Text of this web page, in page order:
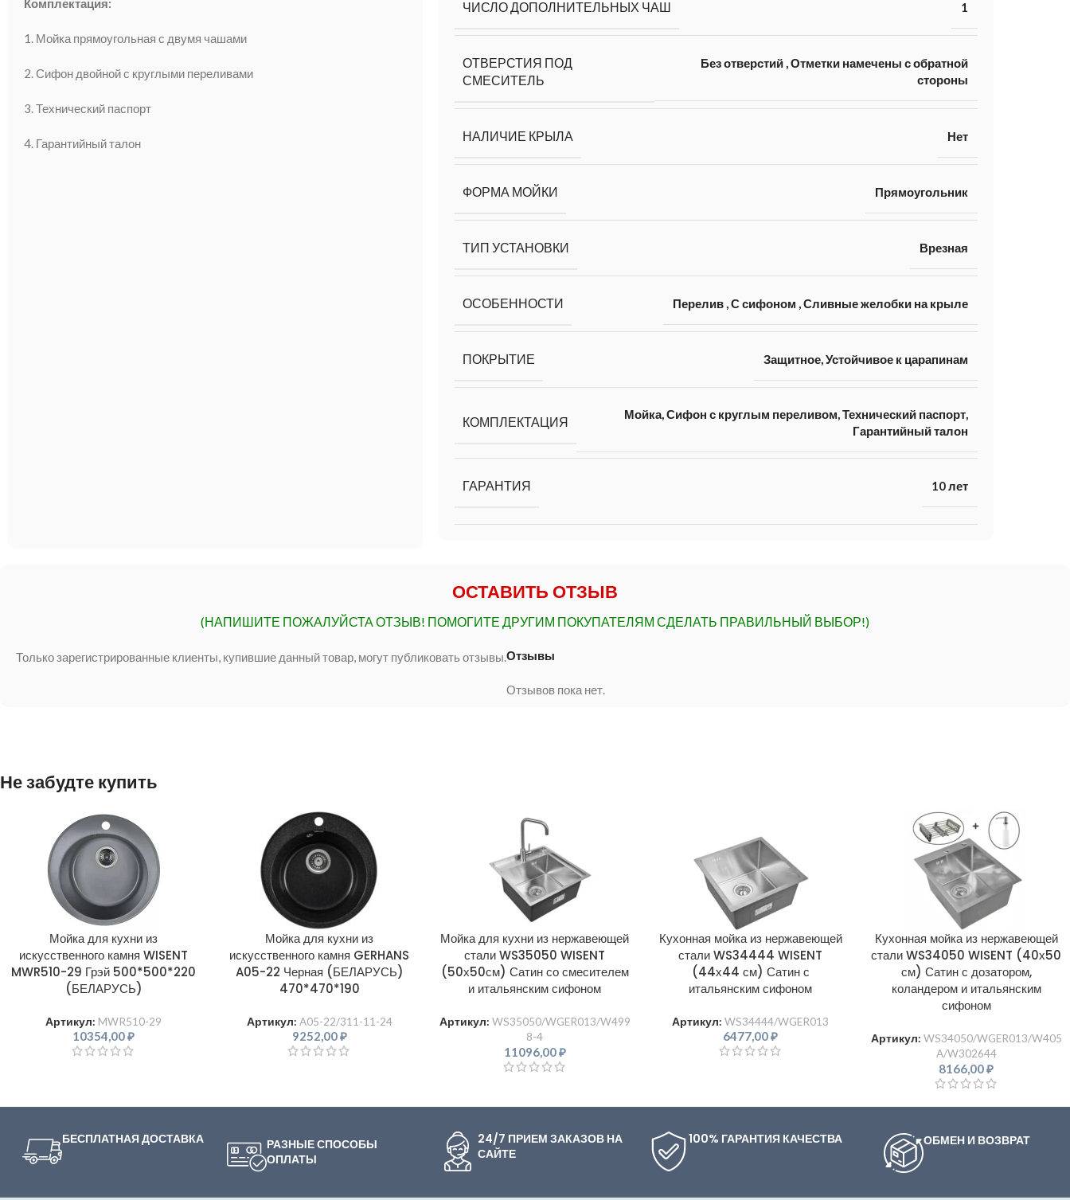
1. Мойка прямоугольная с двумя чашами
2. Сифон двойной с круглыми переливами
3. Технический паспорт
4. Гарантийный талон
ЧИСЛО ДОПОЛНИТЕЛЬНЫХ ЧАШ 1
ОТВЕРСТИЯ ПОД
СМЕСИТЕЛЬ
Без отверстий,Отметки намечены с обратной
стороны
НАЛИЧИЕ КРЫЛА Нет
ФОРМА МОЙКИ Прямоугольник
ТИП УСТАНОВКИ Врезная
ОСОБЕННОСТИ Перелив С сифоном Сливные желобки на крыле
ПОКРЫТИЕ Защитное, Устойчивое к царапинам
КОМПЛЕКТАЦИЯ
Мойка, Сифон с круглым переливом, Технический паспорт,
Гарантийный талон
ГАРАНТИЯ 10 лет
ОСТАВИТЬ ОТЗЫВ
(НАПИШИТЕ ПОЖАЛУЙСТА ОТЗЫВ! ПОМОГИТЕ ДРУГИМ ПОКУПАТЕЛЯМ СДЕЛАТЬ ПРАВИЛЬНЫЙ ВЫБОР!)
Отзывы
Отзывов пока нет.
Только зарегистрированные клиенты, купившие данный товар, могут публиковать отзывы.
Не забудте купить
Мойка для кухни из
искусственного камня WISENT
MWR510-29 Грэй 500*500*220
(БЕЛАРУСЬ)
Артикул: MWR510-29
10354,00₽
Мойка для кухни из
искусственного камня GERHANS
A05-22 Черная (БЕЛАРУСЬ)
470*470*190
Артикул: A05-22/311-11-24
9252,00₽
Мойка для кухни из нержавеющей
стали WS35050 WISENT
(50х50см) Сатин со смесителем
и итальянским сифоном
Артикул: WS35050/WGER013/W499
8-4
11096,00₽
Кухонная мойка из нержавеющей
стали WS34444 WISENT
(44х44 см) Сатин с
итальянским сифоном
Артикул:WS34444/WGER013
6477,00₽
Кухонная мойка из нержавеющей
стали WS34050 WISENT (40х50
см) Сатин с дозатором,
коландером и итальянским
сифоном
Артикул: WS34050/WGER013/W405
A/W302644
8166,00₽
БЕСПЛАТНАЯ ДОСТАВКА
РАЗНЫЕ СПОСОБЫ
ОПЛАТЫ
24/7 ПРИЕМ ЗАКАЗОВ НА
САЙТЕ
100% ГАРАНТИЯ КАЧЕСТВА ОБМЕН И ВОЗВРАТ